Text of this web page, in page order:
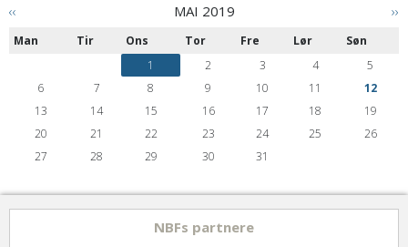
‹‹ ››
MAI 2019
Man Tir Ons Tor Fre Lør
Søn
1
2 3 4
5
6
7 8 9 10 11
12
13
14 15 16 17 18
19
20
21 22 23 24 25
26
27
28 29 30 31
NBFs partnere